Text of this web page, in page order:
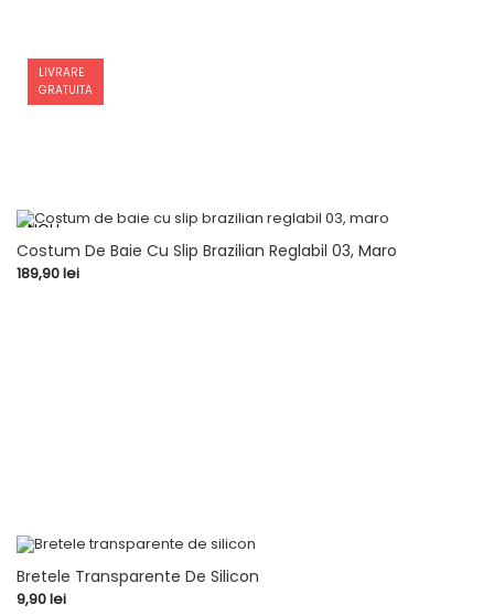
LIVRARE
GRATUITA
Costum De Baie Cu Slip Brazilian Reglabil 03, Maro
Pret
189,90 lei
NOU
Bretele Transparente De Silicon
Pret
9,90 lei